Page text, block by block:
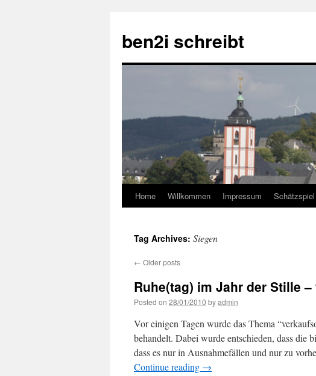
ben2i schreibt
Skip
content
Home Willkommen Impressum Schätzspiel
Tag Archives: Siegen
← Older posts
Ruhe(tag) im Jahr der Stille
Posted on 28/01/2010 byadmin
Vor einigen Tagen wurde das Thema
behandelt. Dabei wurde entschieden, dass die
dass es nur in Ausnahmefällen und nur zu
Continue reading →